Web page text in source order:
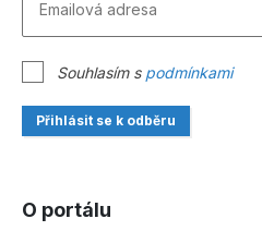
Souhlasím s podmínkami
Přihlásit se k odběru
O portálu